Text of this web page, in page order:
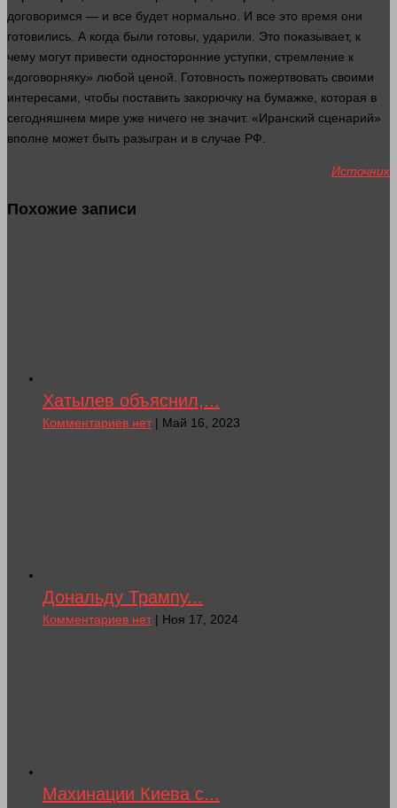
договоримся — и все будет нормально. И все это время они
готовились. А когда были готовы, ударили. Это показывает, к
чему могут привести односторонние уступки, стремление к
«договорняку» любой ценой. Готовность пожертвовать своими
интересами, чтобы поставить закорючку на бумажке, которая в
сегодняшнем мире уже ничего не значит. «Иранский сценарий»
вполне может быть разыгран и в случае РФ.
Источник
Похожие записи
Хатылев объяснил,...
Комментариев нет| Май 16, 2023
Дональду Трампу...
Комментариев нет| Ноя 17, 2024
Махинации Киева с...